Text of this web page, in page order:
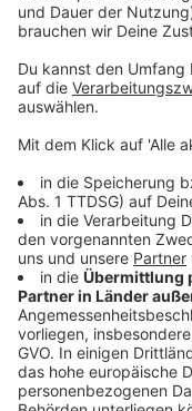
gegeben. Ab dem
die Mannschaft
DEG-Fans mit
können sich freuen.
dem offiziellen
Spiele hier im Dome
DEG verlängert mit
Düsseldorf|Stürmer
eine weitere Saison
bekannt gegeben.